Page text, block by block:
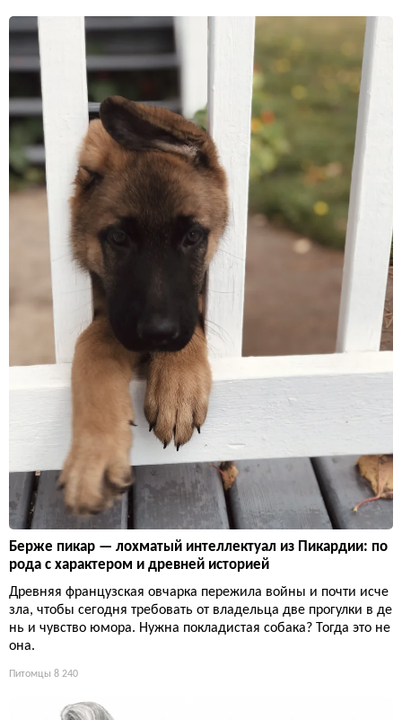
Берже пикар — лохматый интеллектуал из Пикардии: по
рода с характером и древней историей
Древняя французская овчарка пережила войны и почти исче
зла, чтобы сегодня требовать от владельца две прогулки в де
нь и чувство юмора. Нужна покладистая собака? Тогда это не
она.
Питомцы 8 240